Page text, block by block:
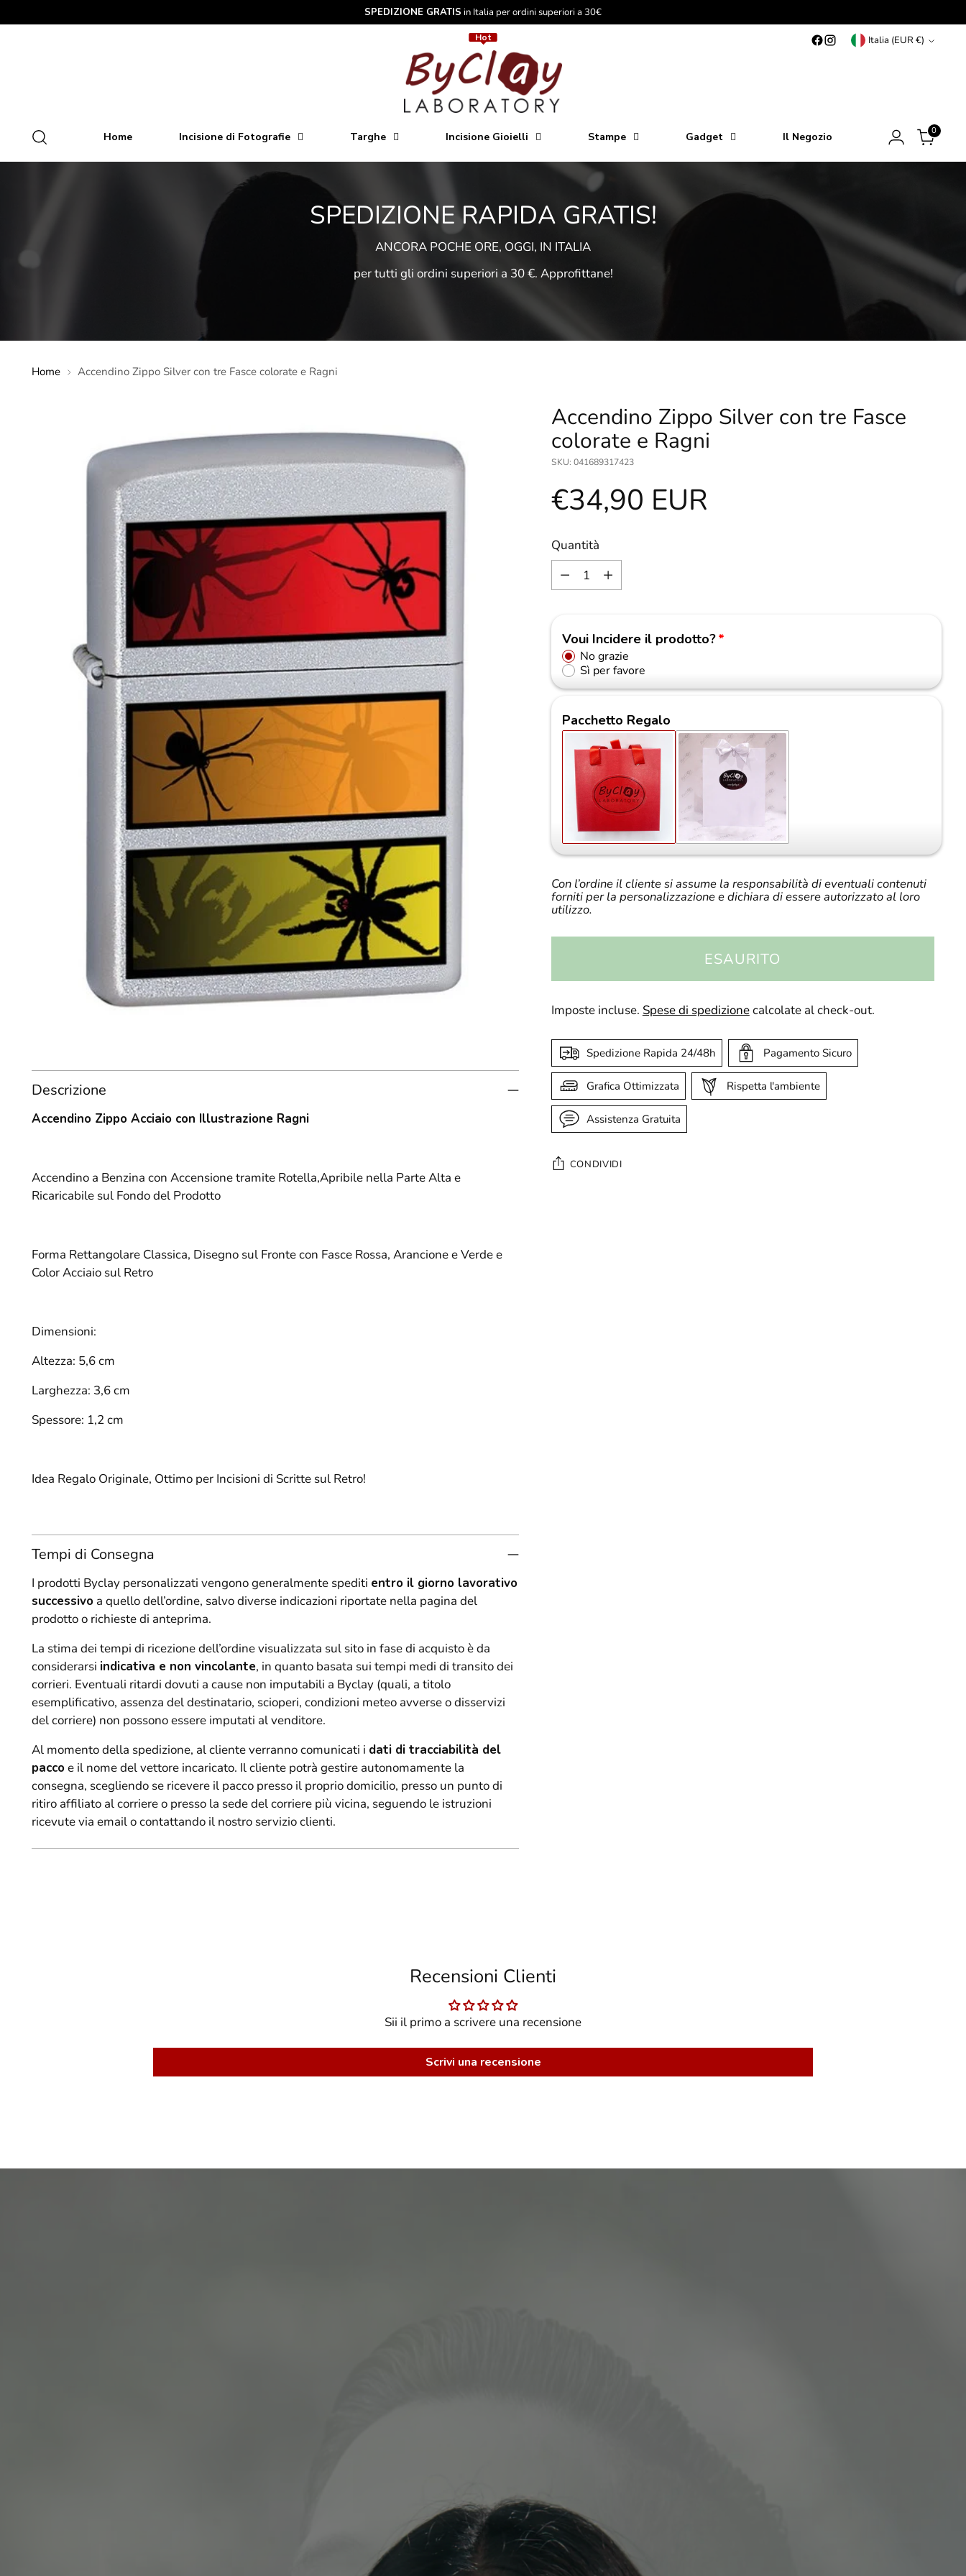
SPEDIZIONE GRATIS in Italia per ordini superiori a 30€
Valuta Italia (EUR €)
Home Incisione di Fotografie
Hot
Targhe
Hot
Incisione Gioielli Stampe Gadget Il Negozio 0
SPEDIZIONE RAPIDA GRATIS!
ANCORA POCHE ORE, OGGI, IN ITALIA
per tutti gli ordini superiori a 30 €. Approfittane!
Home Accendino Zippo Silver con tre Fasce colorate e Ragni
Descrizione
Accendino Zippo Acciaio con Illustrazione Ragni
Accendino a Benzina con Accensione tramite Rotella,Apribile nella Parte Alta e
Ricaricabile sul Fondo del Prodotto
Forma Rettangolare Classica, Disegno sul Fronte con Fasce Rossa, Arancione e Verde e
Color Acciaio sul Retro
Dimensioni:
Altezza: 5,6 cm
Larghezza: 3,6 cm
Spessore: 1,2 cm
Idea Regalo Originale, Ottimo per Incisioni di Scritte sul Retro!
Tempi di Consegna
I prodotti Byclay personalizzati vengono generalmente spediti entro il giorno lavorativo
successivo a quello dell’ordine, salvo diverse indicazioni riportate nella pagina del
prodotto o richieste di anteprima.
La stima dei tempi di ricezione dell’ordine visualizzata sul sito in fase di acquisto è da
considerarsi indicativa e non vincolante, in quanto basata sui tempi medi di transito dei
corrieri. Eventuali ritardi dovuti a cause non imputabili a Byclay (quali, a titolo
esemplificativo, assenza del destinatario, scioperi, condizioni meteo avverse o disservizi
del corriere) non possono essere imputati al venditore.
Al momento della spedizione, al cliente verranno comunicati i dati di tracciabilità del
paccoe il nome del vettore incaricato. Il cliente potrà gestire autonomamente la
consegna, scegliendo se ricevere il pacco presso il proprio domicilio, presso un punto di
ritiro affiliato al corriere o presso la sede del corriere più vicina, seguendo le istruzioni
ricevute via email o contattando il nostro servizio clienti.
Accendino Zippo Silver con tre Fasce
colorate e Ragni
SKU: 041689317423
Prezzo
di
listino
€34,90 EUR
Quantità
Quantità
Voui Incidere il prodotto?
No grazie
Sì per favore
Pacchetto Regalo
Con l’ordine il cliente si assume la responsabilità di eventuali contenuti
forniti per la personalizzazione e dichiara di essere autorizzato al loro
utilizzo.
ESAURITO
Imposte incluse. Spese di spedizionecalcolate al check-out.
Spedizione Rapida 24/48h Pagamento Sicuro
Grafica Ottimizzata Rispetta l'ambiente
Assistenza Gratuita
CONDIVIDI
Recensioni Clienti
Sii il primo a scrivere una recensione
Scrivi una recensione